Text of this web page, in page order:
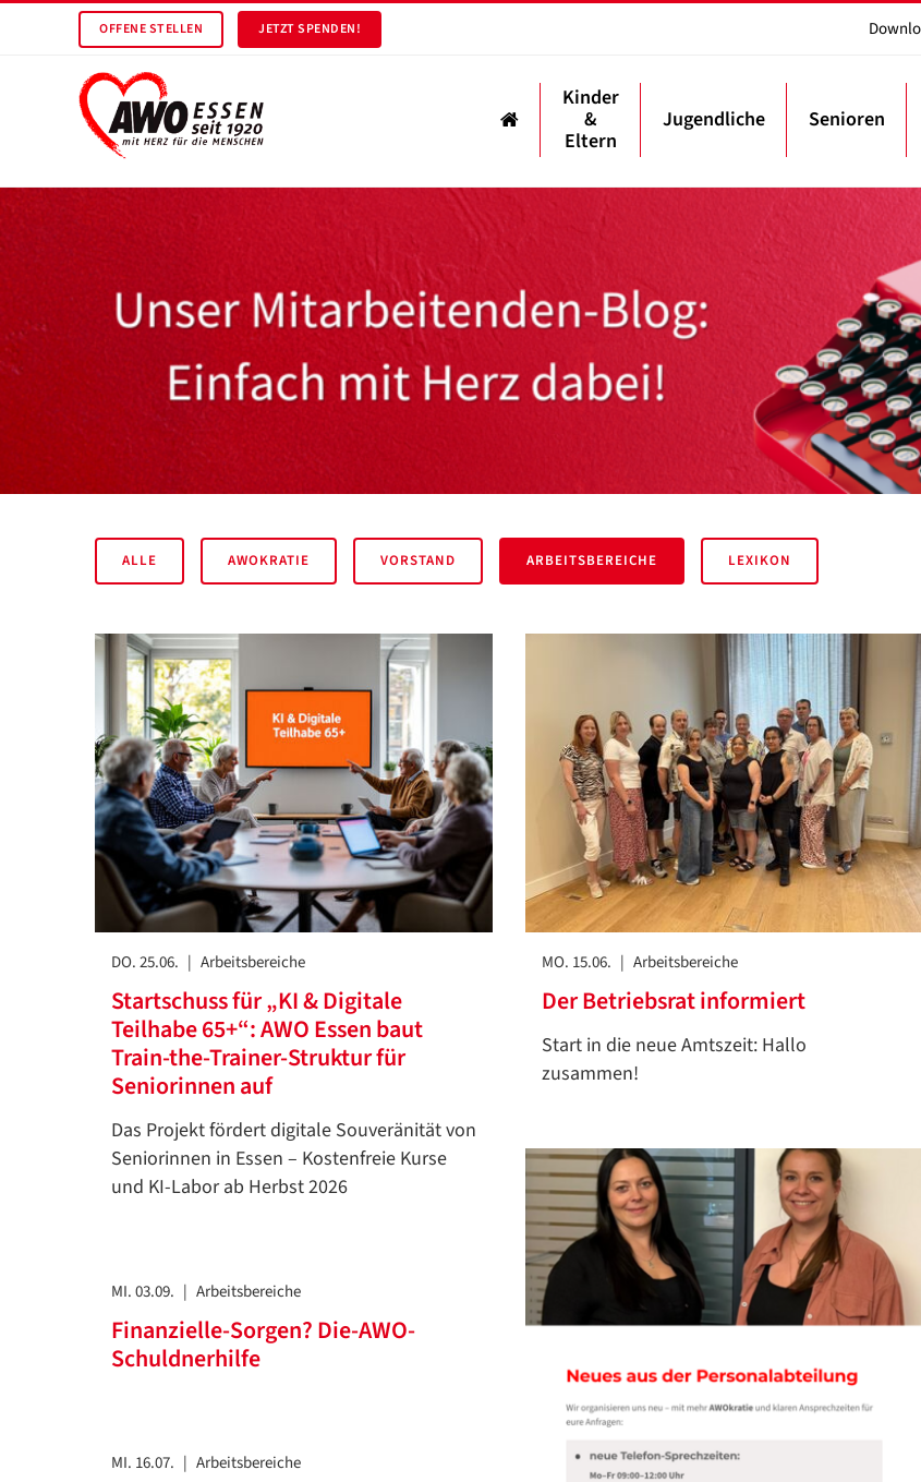
OFFENE STELLEN JETZT SPENDEN!
Kinder
&
Eltern
Jugendliche Senioren
ALLE AWOKRATIE VORSTAND ARBEITSBEREICHE LEXIKON
DO. 25.06. | Arbeitsbereiche
Startschuss für „KI & Digitale
Teilhabe 65+“: AWO Essen baut
Train-the-Trainer-Struktur für
Seniorinnen auf
Das Projekt fördert digitale Souveränität von
Seniorinnen in Essen – Kostenfreie Kurse
und KI-Labor ab Herbst 2026
MO. 15.06. | Arbeitsbereiche
Der Betriebsrat informiert
Start in die neue Amtszeit: Hallo
zusammen!
MI. 03.09. | Arbeitsbereiche
Finanzielle-Sorgen? Die-AWO-
Schuldnerhilfe
MI. 16.07. | Arbeitsbereiche